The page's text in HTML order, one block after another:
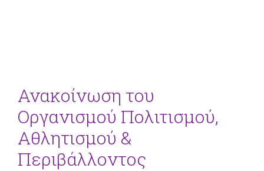
Ανακοίνωση του
Οργανισμού Πολιτισμού,
Αθλητισμού &
Περιβάλλοντος